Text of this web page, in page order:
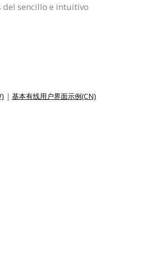
sencillo e intuitivo
| 基本有线用户界面示例(CN)